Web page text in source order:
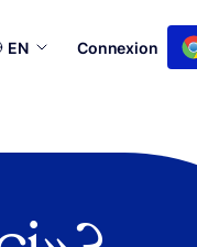
EN Connexion